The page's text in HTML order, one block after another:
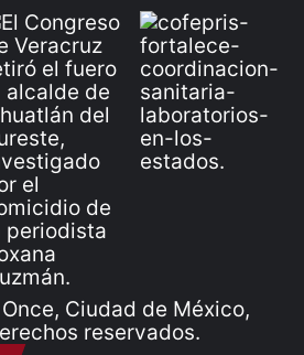
Ciudad de México,
reservados.